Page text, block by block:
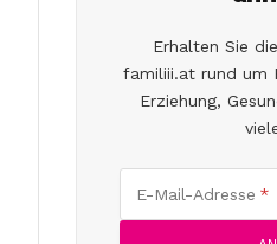
Erhalten Sie
familiii.at rund um
Erziehung,
E-Mail-Adresse